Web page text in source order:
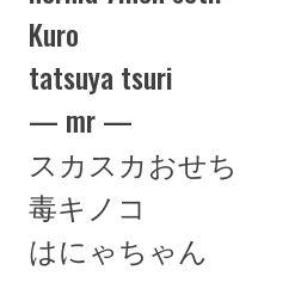
Kuro
tatsuya tsuri
— mr —
スカスカおせち
毒キノコ
はにゃちゃん